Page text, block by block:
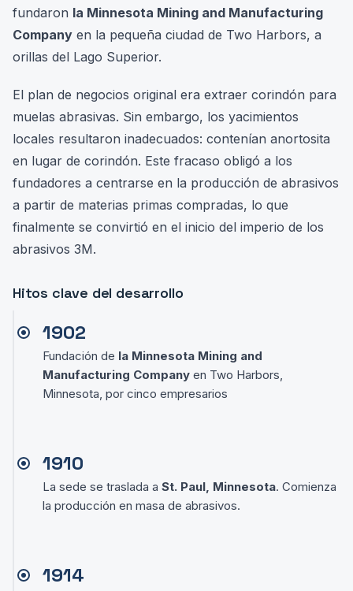
fundaron la Minnesota Mining and Manufacturing
Company en la pequeña ciudad de Two Harbors, a
orillas del Lago Superior.
El plan de negocios original era extraer corindón para
muelas abrasivas. Sin embargo, los yacimientos
locales resultaron inadecuados: contenían anortosita
en lugar de corindón. Este fracaso obligó a los
fundadores a centrarse en la producción de abrasivos
a partir de materias primas compradas, lo que
finalmente se convirtió en el inicio del imperio de los
abrasivos 3M.
Hitos clave del desarrollo
1902
Fundación de la Minnesota Mining and
Manufacturing Company en Two Harbors,
Minnesota, por cinco empresarios
1910
La sede se traslada a St. Paul, Minnesota. Comienza
la producción en masa de abrasivos.
1914